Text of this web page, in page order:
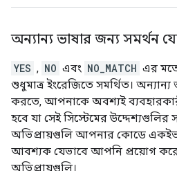
অন্যান্য ভাষার জন্য সমর্থন
YES , NO এবং NO_MATCH এর
শুধুমাত্র ইংরেজিতে সমর্থিত।
করতে, আপনাকে অবশ্যই
হবে যা সেই সিস্টেমের
অভিপ্রায়গুলি আপনার কোডে
আবশ্যক যেভাবে আপনি প্রয়োগ
অভিপ্রায়গুলি।